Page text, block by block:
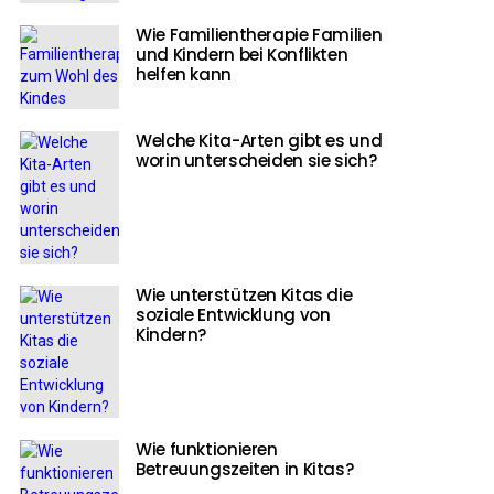
Wie Familientherapie Familien
und Kindern bei Konflikten
helfen kann
Welche Kita-Arten gibt es und
worin unterscheiden sie sich?
Wie unterstützen Kitas die
soziale Entwicklung von
Kindern?
Wie funktionieren
Betreuungszeiten in Kitas?